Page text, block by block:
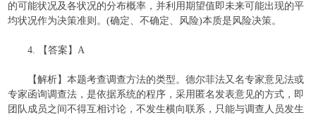
的可能状况及各状况的分布概率，并利用期望值即未来可能出现的平
均状况作为决策准则。(确定、不确定、风险)本质是风险决策。
4. 【答案】A
【解析】本题考查调查方法的类型。德尔菲法又名专家意见法或
专家函询调查法，是依据系统的程序，采用匿名发表意见的方式，即
团队成员之间不得互相讨论，不发生横向联系，只能与调查人员发生